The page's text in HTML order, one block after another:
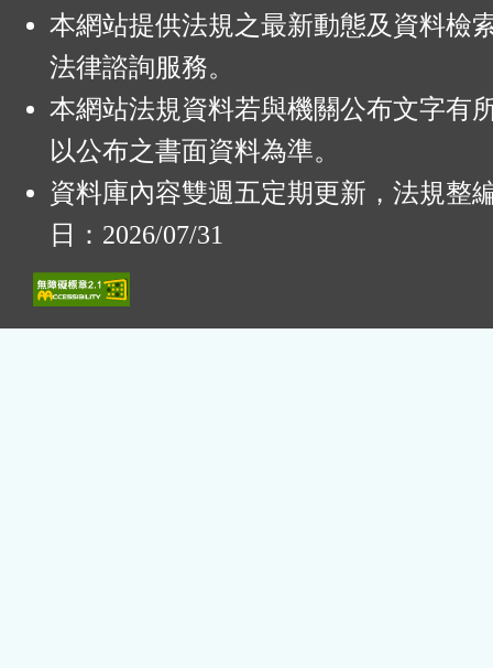
本網站提供法規之最新動態及資料檢
法律諮詢服務。
本網站法規資料若與機關公布文字有
以公布之書面資料為準。
資料庫內容雙週五定期更新，法規整
日：2026/07/31